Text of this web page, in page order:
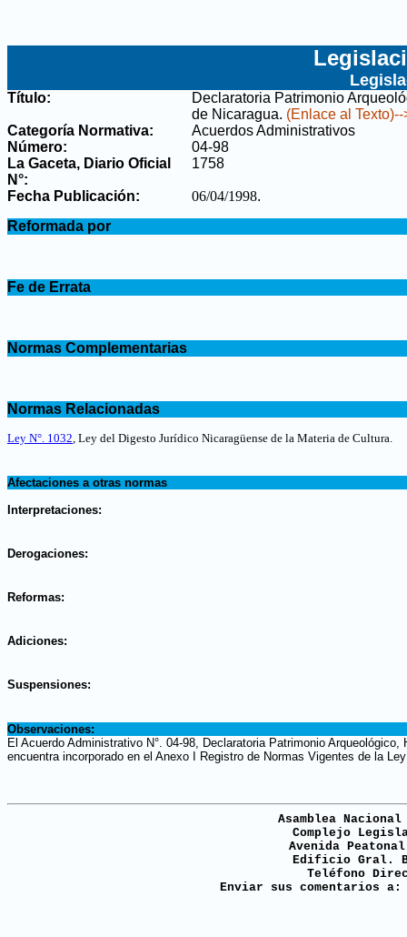
Título:
Declaratoria Patrimonio
de Nicaragua. (Enlace al Texto)--
Categoría Normativa:
Acuerdos Administrativos
Número:
04-98
La Gaceta, Diario Oficial
N°:
1758
Fecha Publicación: 06/04/1998.
Reformada por
Fe de Errata
Normas Complementarias
Normas Relacionadas
Ley N°. 1032, Ley del Digesto Jurídico Nicaragüense de la Materia de Cultura.
Afectaciones a otras normas
Interpretaciones:
Derogaciones:
Reformas:
Adiciones:
Suspensiones:
Observaciones:
El Acuerdo Administrativo N°. 04-98, Declaratoria Patrimonio
encuentra incorporado en el Anexo I Registro de Normas Vigentes de la
Asamblea
Complejo
Avenida
Edificio Gral.
Teléfono
Enviar sus comentarios